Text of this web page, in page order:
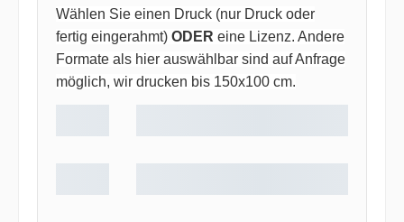
Wählen Sie einen Druck (nur Druck oder
fertig eingerahmt) ODER eine Lizenz. Andere
Formate als hier auswählbar sind auf Anfrage
möglich, wir drucken bis 150x100 cm.